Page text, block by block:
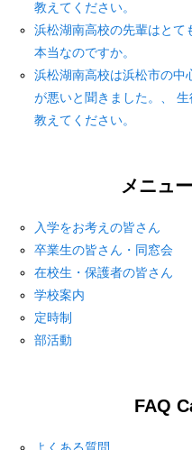
教えてください。
浜松湖南高校の先輩はとて
本当なのですか。
浜松湖南高校は浜松市の中
が悪いと聞きました。、
教えてください。
メニュ
入学をお考えの皆さん
卒業生の皆さん・同窓会
在校生・保護者の皆さん
学校案内
定時制
部活動
FAQ